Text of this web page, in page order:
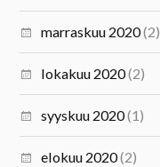
marraskuu 2020(2)
lokakuu 2020(2)
syyskuu 2020(1)
elokuu 2020(2)